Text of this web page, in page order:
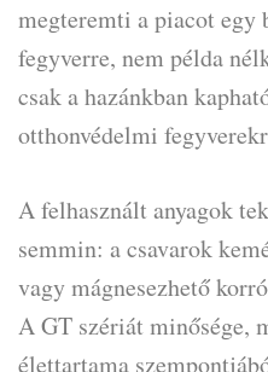
megteremti a piacot egy
fegyverre, nem példa
csak a hazánkban
otthonvédelmi
A felhasznált anyagok
semmin: a csavarok
vagy mágnesezhető
A GT szériát minősége,
élettartama